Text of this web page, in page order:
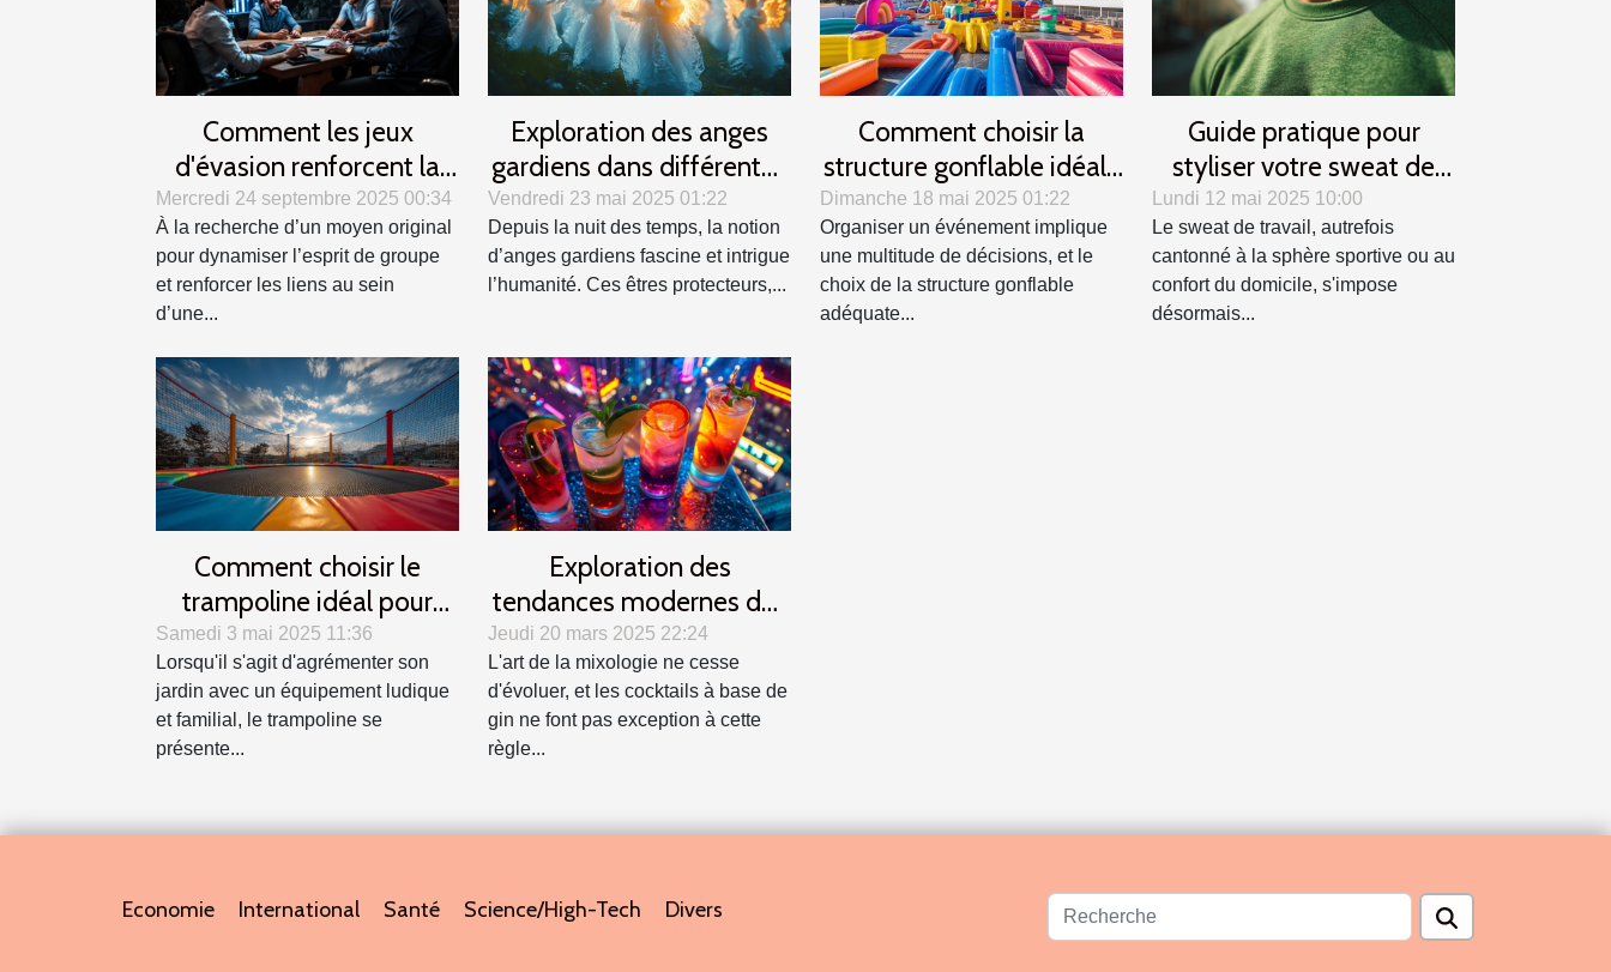
Comment les jeux
d'évasion renforcent la
cohésion d'équipe ?
Mercredi 24 septembre 2025 00:34
À la recherche d’un moyen original
pour dynamiser l’esprit de groupe
et renforcer les liens au sein
d’une...
Exploration des anges
gardiens dans différentes
cultures et traditions
Vendredi 23 mai 2025 01:22
Depuis la nuit des temps, la notion
d’anges gardiens fascine et intrigue
l’humanité. Ces êtres protecteurs,...
Comment choisir la
structure gonflable idéale
pour votre événement
Dimanche 18 mai 2025 01:22
Organiser un événement implique
une multitude de décisions, et le
choix de la structure gonflable
adéquate...
Guide pratique pour
styliser votre sweat de
travail en toutes saisons
Lundi 12 mai 2025 10:00
Le sweat de travail, autrefois
cantonné à la sphère sportive ou au
confort du domicile, s'impose
désormais...
Comment choisir le
trampoline idéal pour
votre jardin ?
Samedi 3 mai 2025 11:36
Lorsqu'il s'agit d'agrémenter son
jardin avec un équipement ludique
et familial, le trampoline se
présente...
Exploration des
tendances modernes des
cocktails au gin
Jeudi 20 mars 2025 22:24
L'art de la mixologie ne cesse
d'évoluer, et les cocktails à base de
gin ne font pas exception à cette
règle...
Economie International Santé Science/High-Tech Divers